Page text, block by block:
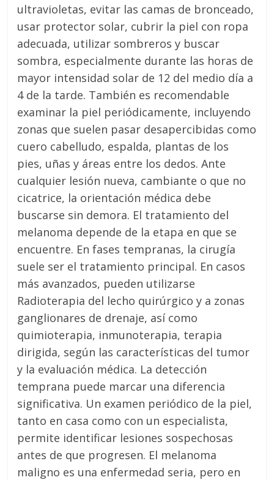
ultravioletas, evitar las camas de bronceado,
usar protector solar, cubrir la piel con ropa
adecuada, utilizar sombreros y buscar
sombra, especialmente durante las horas de
mayor intensidad solar de 12 del medio día a
4 de la tarde. También es recomendable
examinar la piel periódicamente, incluyendo
zonas que suelen pasar desapercibidas como
cuero cabelludo, espalda, plantas de los
pies, uñas y áreas entre los dedos. Ante
cualquier lesión nueva, cambiante o que no
cicatrice, la orientación médica debe
buscarse sin demora. El tratamiento del
melanoma depende de la etapa en que se
encuentre. En fases tempranas, la cirugía
suele ser el tratamiento principal. En casos
más avanzados, pueden utilizarse
Radioterapia del lecho quirúrgico y a zonas
ganglionares de drenaje, así como
quimioterapia, inmunoterapia, terapia
dirigida, según las características del tumor
y la evaluación médica. La detección
temprana puede marcar una diferencia
significativa. Un examen periódico de la piel,
tanto en casa como con un especialista,
permite identificar lesiones sospechosas
antes de que progresen. El melanoma
maligno es una enfermedad seria, pero en